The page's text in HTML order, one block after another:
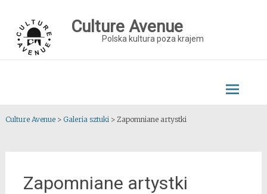
content
Culture Avenue
Polska kultura poza krajem
Culture Avenue> Galeria sztuki> Zapomniane artystki
Zapomniane artystki